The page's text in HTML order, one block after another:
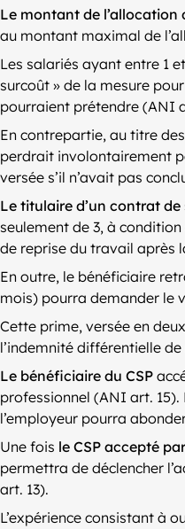
Le montant de
au montant maximal de
Les salariés ayant entre 1
surcoût » de la mesure
pourraient prétendre (ANI
En contrepartie, au titre
perdrait involontairement
versée s’il n’avait pas
Le titulaire d’un contrat
seulement de 3, à
de reprise du travail après
En outre, le bénéficiaire
mois) pourra demander le
Cette prime, versée en
l’indemnité différentielle
Le bénéficiaire du CSP
professionnel (ANI art.
l’employeur pourra
Une fois le CSP accepté
permettra de déclencher
art. 13).
L’expérience consistant à